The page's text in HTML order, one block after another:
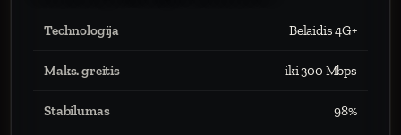
Technologija Belaidis 4G+
Maks. greitis iki 300 Mbps
Stabilumas 98%